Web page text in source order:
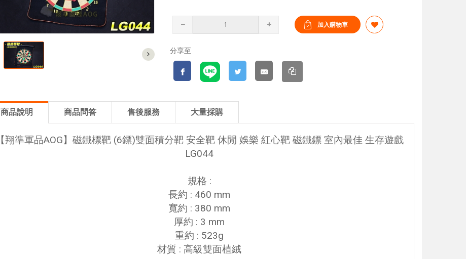
分享至
商品說明 商品問答 售後服務 大量採購
【翔準軍品AOG】磁鐵標靶 (6鏢)雙面積分靶 安全靶 休閒 娛樂 紅心靶 磁鐵鏢 室內最佳 生存遊戲
LG044
規格 :
長約 : 460 mm
寬約 : 380 mm
厚約 : 3 mm
重約 : 523g
材質 : 高級雙面植絨